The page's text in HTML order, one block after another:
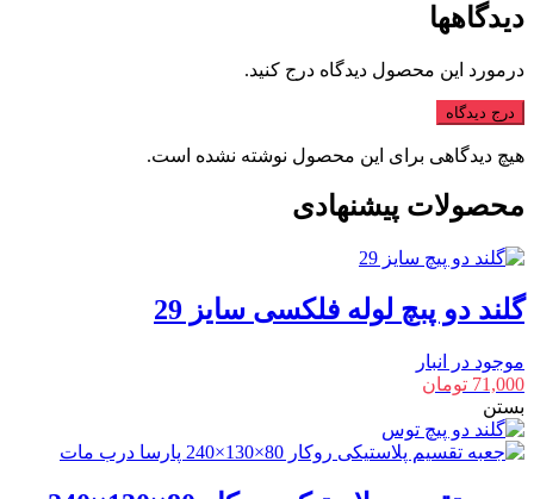
دیدگاهها
درمورد این محصول دیدگاه درج کنید.
درج دیدگاه
هیچ دیدگاهی برای این محصول نوشته نشده است.
محصولات پیشنهادی
گلند دو پبچ لوله فلکسی سایز 29
موجود در انبار
71,000 تومان
بستن